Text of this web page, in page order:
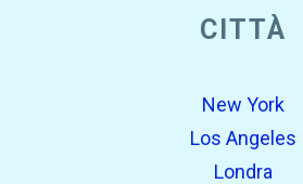
CITTÀ
New York
Los Angeles
Londra